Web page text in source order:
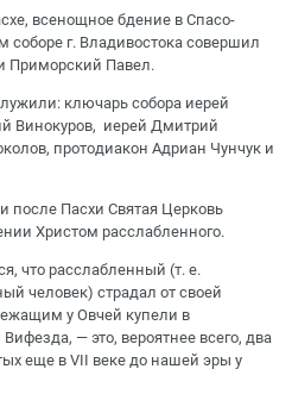
всенощное бдение в Спасо-
г. Владивостока совершил
Приморский Павел.
ключарь собора иерей
Винокуров, иерей Дмитрий
протодиакон Адриан Чунчук и
после Пасхи Святая Церковь
Христом расслабленного.
что расслабленный (т. е.
человек) страдал от своей
у Овчей купели в
— это, вероятнее всего, два
еще в VII веке до нашей эры у